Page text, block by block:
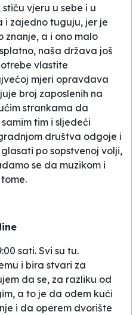
vjeru u sebe i u
i zajedno tuguju, jer je
znanje, a i ono malo
naša država još
vlastite
mjeri opravdava
broj zaposlenih na
strankama da
tim i sljedeći
društva odgoje i
po sopstvenoj volji,
se da muzikom i
sati. Svi su tu.
i bira stvari za
da se, za razliku od
a to je da odem kući
i da operem dvorište